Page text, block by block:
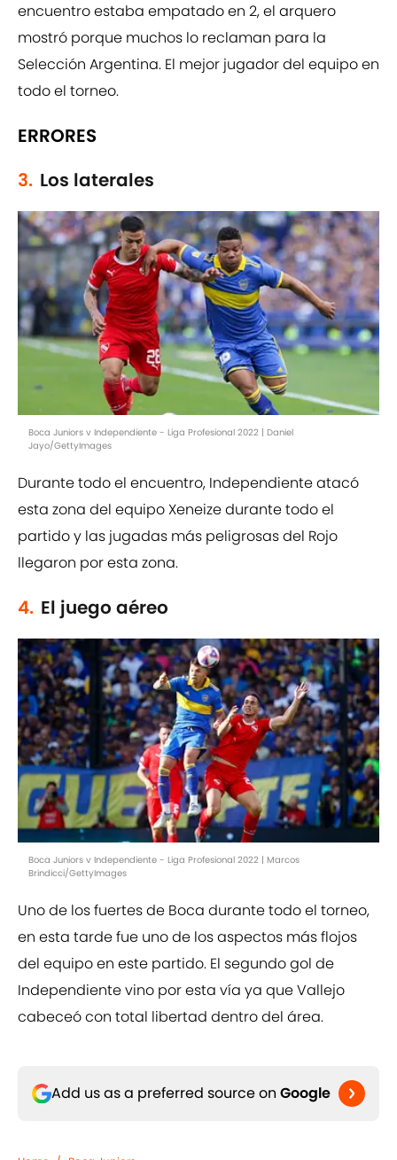
encuentro estaba empatado en 2, el arquero
mostró porque muchos lo reclaman para la
Selección Argentina. El mejor jugador del equipo en
todo el torneo.
ERRORES
3. Los laterales
Boca Juniors v Independiente - Liga Profesional 2022 | Daniel
Jayo/GettyImages
Durante todo el encuentro, Independiente atacó
esta zona del equipo Xeneize durante todo el
partido y las jugadas más peligrosas del Rojo
llegaron por esta zona.
4. El juego aéreo
Boca Juniors v Independiente - Liga Profesional 2022 | Marcos
Brindicci/GettyImages
Uno de los fuertes de Boca durante todo el torneo,
en esta tarde fue uno de los aspectos más flojos
del equipo en este partido. El segundo gol de
Independiente vino por esta vía ya que Vallejo
cabeceó con total libertad dentro del área.
Add us as a preferred source on Google